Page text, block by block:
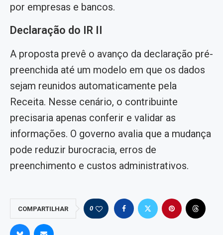
por empresas e bancos.
Declaração do IR II
A proposta prevê o avanço da declaração pré-
preenchida até um modelo em que os dados
sejam reunidos automaticamente pela
Receita. Nesse cenário, o contribuinte
precisaria apenas conferir e validar as
informações. O governo avalia que a mudança
pode reduzir burocracia, erros de
preenchimento e custos administrativos.
COMPARTILHAR 0